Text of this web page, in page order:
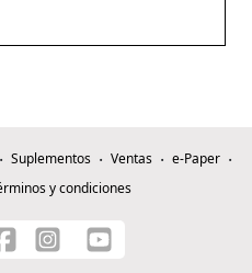
Suplementos Ventas
e-Paper
y condiciones